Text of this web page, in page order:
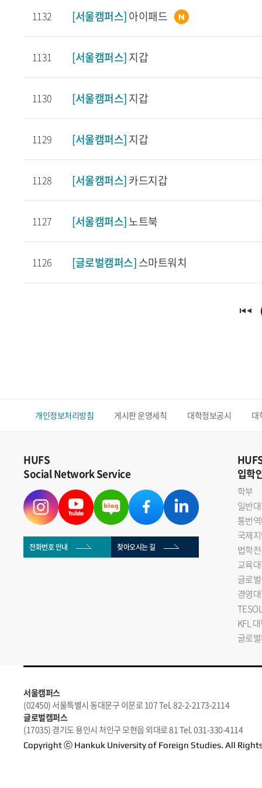
1132 [서울캠퍼스]아이패드
1131 [서울캠퍼스]지갑
1130 [서울캠퍼스]지갑
1129 [서울캠퍼스]지갑
1128 [서울캠퍼스]카드지갑
1127 [서울캠퍼스]노트북
1126 [글로벌캠퍼스]스마트워치
개인정보처리방침 게시판 운영세칙 대학정보공시 대
HUFS
Social Network Service
전화번호 안내 찾아오시는 길
입학
학부
일반
통번
국제
법학
교육
글로
경영
KFL
글로
서울캠퍼스
(02450) 서울특별시 동대문구 이문로 107 Tel. 82-2-2173-2114
글로벌캠퍼스
(17035) 경기도 용인시 처인구 모현읍 외대로 81 Tel. 031-330-4114
Copyright ⓒ Hankuk University of Foreign Studies. All